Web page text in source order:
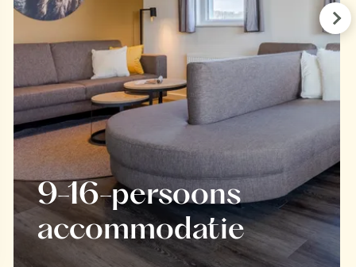
9-16-persoons
accommodatie